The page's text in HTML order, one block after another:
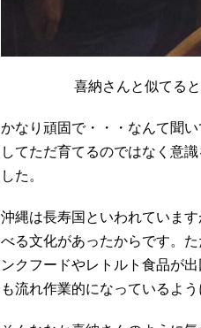
喜納さんと似てる
かなり頑固で・・・なんて聞
してただ育てるのではなく意
した。
沖縄は長寿国といわれていま
べる文化があったからです。
ンクフードやレトルト食品が
も流れ作業的になっているよう